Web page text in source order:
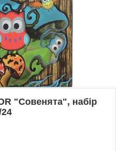
"Совенята", набір